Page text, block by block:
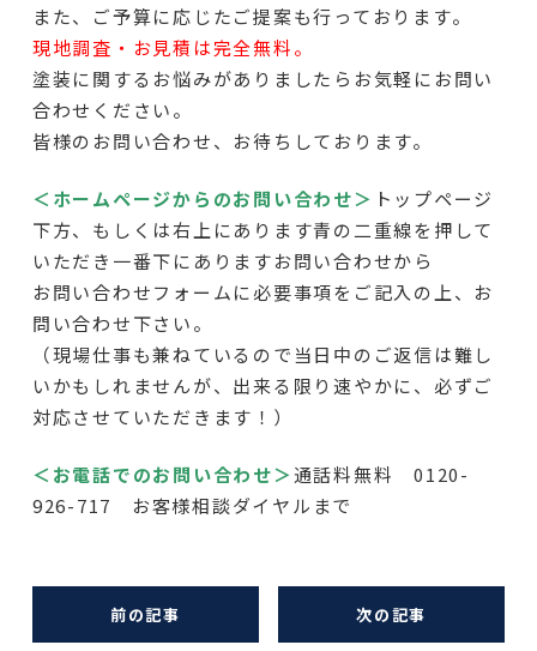
また、ご予算に応じたご提案も行っております。
現地調査・お見積は完全無料。
塗装に関するお悩みがありましたらお気軽にお問い
合わせください。
皆様のお問い合わせ、お待ちしております。
＜ホームページからのお問い合わせ＞ トップページ
下方、もしくは右上にあります青の二重線を押して
いただき一番下にありますお問い合わせから
お問い合わせフォームに必要事項をご記入の上、お
問い合わせ下さい。
（現場仕事も兼ねているので当日中のご返信は難し
いかもしれませんが、出来る限り速やかに、必ずご
対応させていただきます！）
＜お電話でのお問い合わせ＞通話料無料 0120-
926-717 お客様相談ダイヤルまで
前の記事 次の記事